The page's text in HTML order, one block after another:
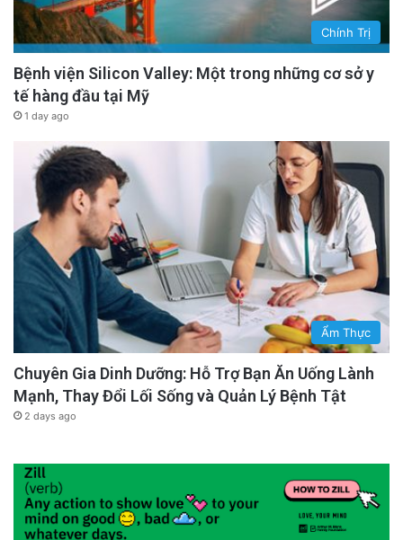
Chính Trị
Bệnh viện Silicon Valley: Một trong những cơ sở y
tế hàng đầu tại Mỹ
1 day ago
Ẩm Thực
Chuyên Gia Dinh Dưỡng: Hỗ Trợ Bạn Ăn Uống Lành
Mạnh, Thay Đổi Lối Sống và Quản Lý Bệnh Tật
2 days ago